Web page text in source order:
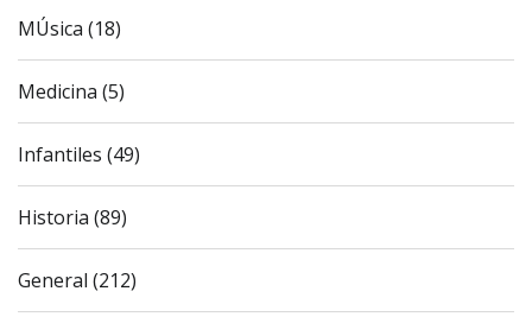
MÚsica (18)
Medicina (5)
Infantiles (49)
Historia (89)
General (212)